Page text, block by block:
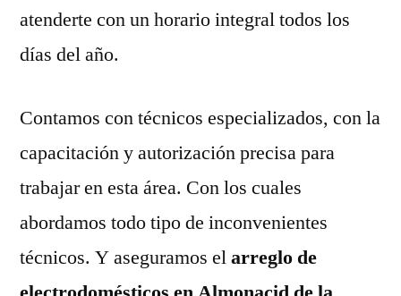
atenderte con un horario integral todos los
días del año.
Contamos con técnicos especializados, con la
capacitación y autorización precisa para
trabajar en esta área. Con los cuales
abordamos todo tipo de inconvenientes
técnicos. Y aseguramos elarreglo de